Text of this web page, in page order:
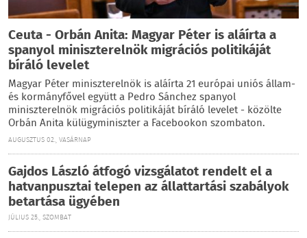
Ceuta - Orbán Anita: Magyar Péter is aláírta a
spanyol miniszterelnök migrációs politikáját
bíráló levelet
Magyar Péter miniszterelnök is aláírta 21 európai uniós állam-
és kormányfővel együtt a Pedro Sánchez spanyol
miniszterelnök migrációs politikáját bíráló levelet - közölte
Orbán Anita külügyminiszter a Facebookon szombaton.
AUGUSZTUS 02., VASÁRNAP
Gajdos László átfogó vizsgálatot rendelt el a
hatvanpusztai telepen az állattartási szabályok
betartása ügyében
JÚLIUS 25., SZOMBAT